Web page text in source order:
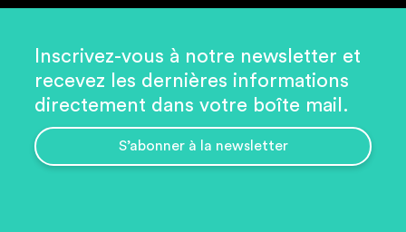
Inscrivez-vous à notre newsletter et
recevez les dernières informations
directement dans votre boîte mail.